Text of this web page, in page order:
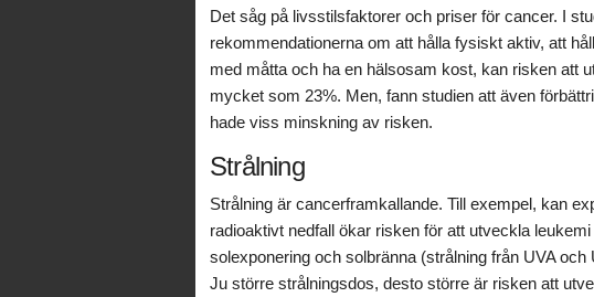
Det såg på livsstilsfaktorer och priser för cancer. I
rekommendationerna om att hålla fysiskt aktiv, att
med måtta och ha en hälsosam kost, kan risken att
mycket som 23%. Men, fann studien att även
hade viss minskning av risken.
Strålning
Strålning är cancerframkallande. Till exempel, kan
radioaktivt nedfall ökar risken för att utveckla
solexponering och solbränna (strålning från UVA
Ju större strålningsdos, desto större är risken att